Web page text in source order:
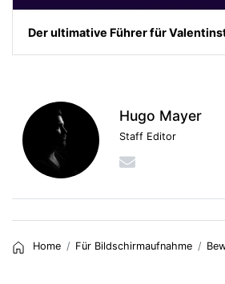
Der ultimative Führer für
Hugo Mayer
Staff Editor
Home Für Bildschirmaufnahme